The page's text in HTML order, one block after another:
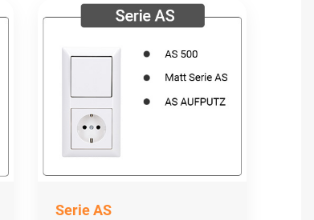
Serie AS